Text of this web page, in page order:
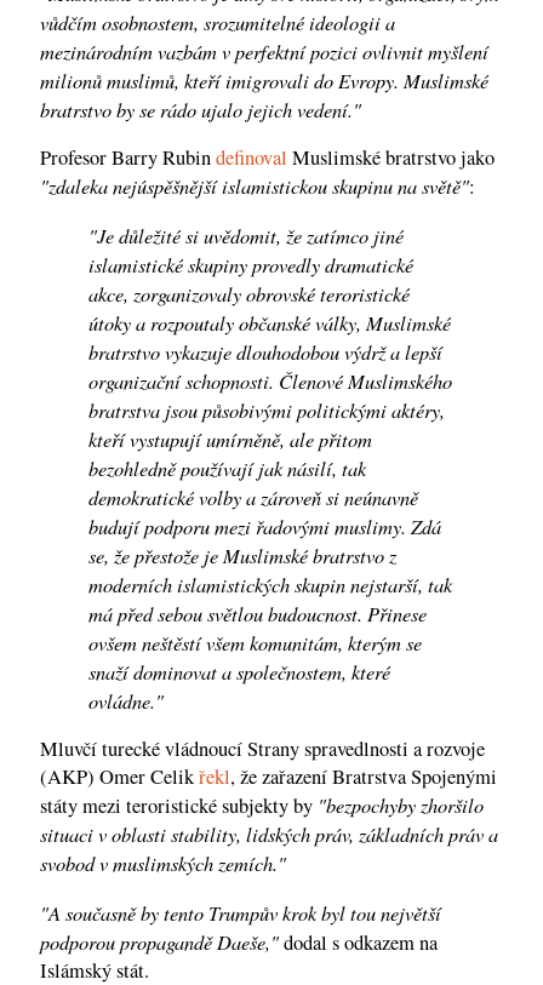
vůdčím osobnostem, srozumitelné ideologii a
mezinárodním vazbám v perfektní pozici ovlivnit myšlení
milionů muslimů, kteří imigrovali do Evropy. Muslimské
bratrstvo by se rádo ujalo jejich vedení."
Profesor Barry Rubindefinoval Muslimské bratrstvo jako
"zdaleka nejúspěšnější islamistickou skupinu na světě":
"Je důležité si uvědomit, že zatímco jiné
islamistické skupiny provedly dramatické
akce, zorganizovaly obrovské teroristické
útoky a rozpoutaly občanské války, Muslimské
bratrstvo vykazuje dlouhodobou výdrž a lepší
organizační schopnosti. Členové Muslimského
bratrstva jsou působivými politickými aktéry,
kteří vystupují umírněně, ale přitom
bezohledně používají jak násilí, tak
demokratické volby a zároveň si neúnavně
budují podporu mezi řadovýmimuslimy. Zdá
se, že přestože je Muslimské bratrstvo z
moderních islamistických skupin nejstarší, tak
má před sebou světlou budoucnost. Přinese
ovšem neštěstí všem komunitám, kterým se
snaží dominovat a společnostem, které
ovládne."
Mluvčí turecké vládnoucí Strany spravedlnosti a rozvoje
(AKP) Omer Celikřekl, že zařazení Bratrstva Spojenými
státy mezi teroristické subjekty by "bezpochyby zhoršilo
situaci v oblasti stability, lidských práv, základních práv a
svobod v muslimských zemích."
"A současně by tento Trumpův krok byl tou největší
podporou propagandě Daeše,"dodal s odkazem na
Islámský stát.